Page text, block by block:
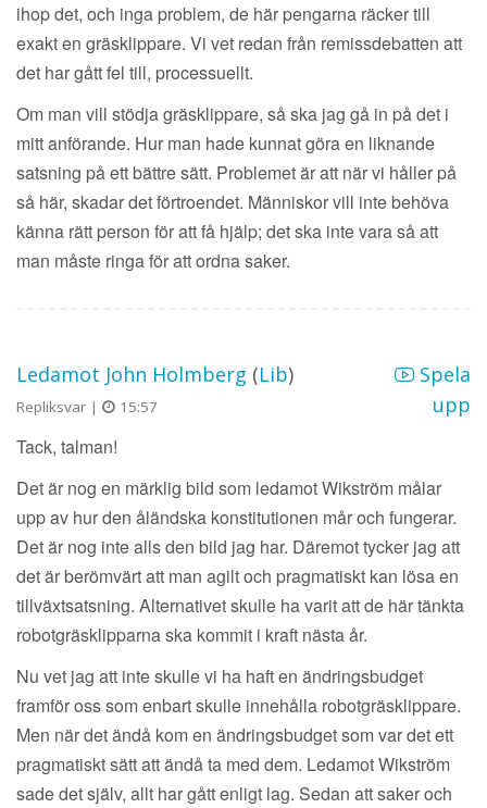
ihop det, och inga problem, de här pengarna räcker till
exakt en gräsklippare. Vi vet redan från remissdebatten att
det har gått fel till, processuellt.
Om man vill stödja gräsklippare, så ska jag gå in på det i
mitt anförande. Hur man hade kunnat göra en liknande
satsning på ett bättre sätt. Problemet är att när vi håller på
så här, skadar det förtroendet. Människor vill inte behöva
känna rätt person för att få hjälp; det ska inte vara så att
man måste ringa för att ordna saker.
Ledamot John Holmberg (Lib)
Repliksvar | 15:57
Spela
upp
Tack, talman!
Det är nog en märklig bild som ledamot Wikström målar
upp av hur den åländska konstitutionen mår och fungerar.
Det är nog inte alls den bild jag har. Däremot tycker jag att
det är berömvärt att man agilt och pragmatiskt kan lösa en
tillväxtsatsning. Alternativet skulle ha varit att de här tänkta
robotgräsklipparna ska kommit i kraft nästa år.
Nu vet jag att inte skulle vi ha haft en ändringsbudget
framför oss som enbart skulle innehålla robotgräsklippare.
Men när det ändå kom en ändringsbudget som var det ett
pragmatiskt sätt att ändå ta med dem. Ledamot Wikström
sade det själv, allt har gått enligt lag. Sedan att saker och